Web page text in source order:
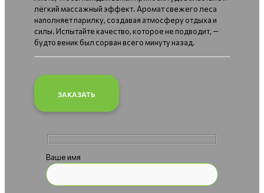
лёгкий массажный эффект. Аромат свежего леса
наполняет парилку, создавая атмосферу отдыха и
силы. Испытайте качество, которое не подводит, —
будто веник был сорван всего минуту назад.
ЗАКАЗАТЬ
Ваше имя